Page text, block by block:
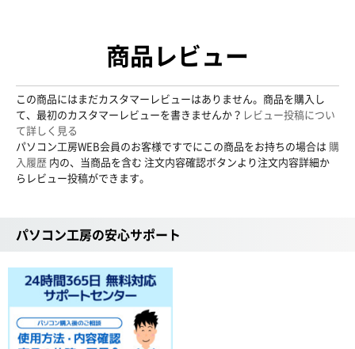
商品レビュー
この商品にはまだカスタマーレビューはありません。商品を購入し
て、最初のカスタマーレビューを書きませんか？ レビュー投稿につい
て詳しく見る
パソコン工房WEB会員のお客様ですでにこの商品をお持ちの場合は 購
入履歴 内の、当商品を含む 注文内容確認ボタンより注文内容詳細か
らレビュー投稿ができます。
パソコン工房の安心サポート